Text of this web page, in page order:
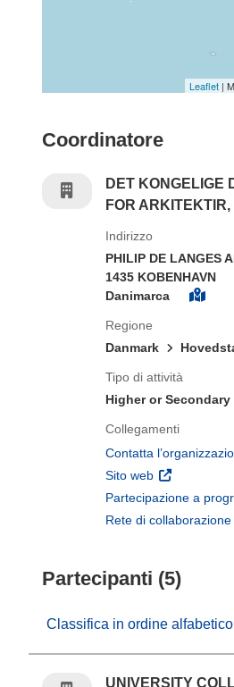
Leaflet |
Coordinatore
DET KONGELIGE
FOR
Indirizzo
PHILIP DE LANGES
1435 KOBENHAVN
Danimarca
Regione
Danmark
Tipo di attività
Higher or
Collegamenti
Contatta
Sito web (si apre in
Partecipazione a
Rete di
Partecipanti (5)
Classifica in ordine alfabetico
UNIVERSITY